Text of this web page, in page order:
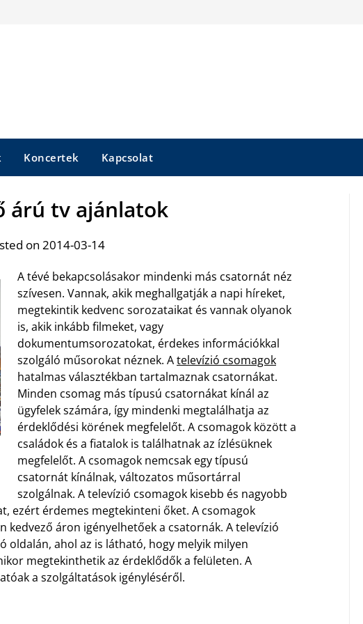
Koncertek Kapcsolat
árú tv ajánlatok
on 2014-03-14
A tévé bekapcsolásakor mindenki más csatornát néz
szívesen. Vannak, akik meghallgatják a napi híreket,
megtekintik kedvenc sorozataikat és vannak olyanok
is, akik inkább filmeket, vagy
dokumentumsorozatokat, érdekes információkkal
szolgáló műsorokat néznek. Atelevízió csomagok
hatalmas választékban tartalmaznak csatornákat.
Minden csomag más típusú csatornákat kínál az
ügyfelek számára, így mindenki megtalálhatja az
érdeklődési körének megfelelőt. A csomagok között a
családok és a fiatalok is találhatnak az ízlésüknek
megfelelőt. A csomagok nemcsak egy típusú
csatornát kínálnak, változatos műsortárral
szolgálnak. A televízió csomagok kisebb és nagyobb
ezért érdemes megtekinteni őket. A csomagok
kedvező áron igényelhetőek a csatornák. A televízió
oldalán, ahol az is látható, hogy melyik milyen
megtekinthetik az érdeklődők a felületen. A
a szolgáltatások igényléséről.